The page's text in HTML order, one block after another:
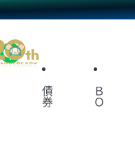
X
債
券
Ｂ
Ｏ